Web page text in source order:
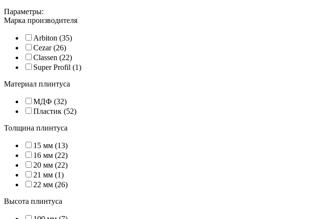
Параметры:
Марка производителя
Arbiton (35)
Cezar (26)
Classen (22)
Super Profil (1)
Материал плинтуса
МДФ (32)
Пластик (52)
Толщина плинтуса
15 мм (13)
16 мм (22)
20 мм (22)
21 мм (1)
22 мм (26)
Высота плинтуса